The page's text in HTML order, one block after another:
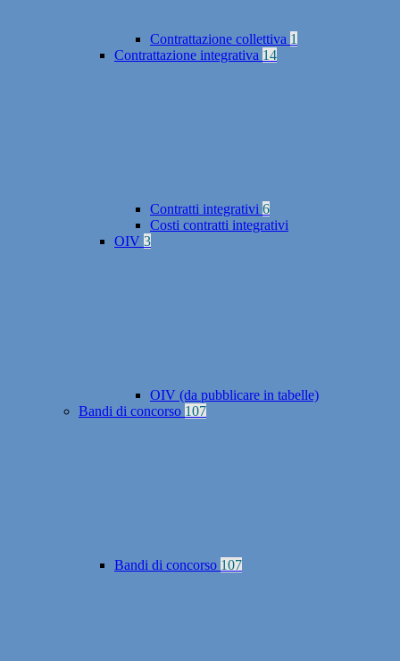
Contrattazione collettiva 1
Contrattazione integrativa 14
Contratti integrativi 6
Costi contratti integrativi
OIV 3
OIV (da pubblicare in tabelle)
Bandi di concorso 107
Bandi di concorso 107